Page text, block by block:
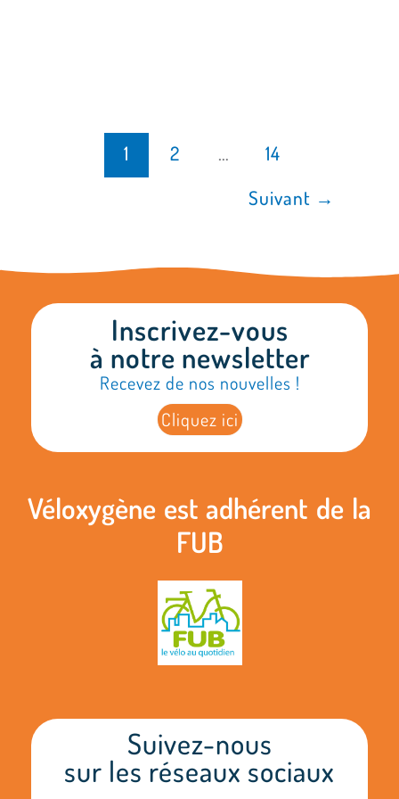
1 2 …
14
Suivant →
Inscrivez-vous
à notre newsletter
Recevez de nos nouvelles !
Cliquez ici
Véloxygène est adhérent de la
FUB
Suivez-nous
sur les réseaux sociaux